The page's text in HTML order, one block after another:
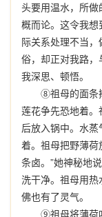
头要用温水，所
概而论。这令我
际关系处理不当，
俗，却正对我路
我深思、顿悟。
⑧祖母的面条擀
莲花争先恐地着
后放入锅中。水
着。祖母把野薄荷
条卤。”她神秘地
洗干净。祖母用
佛也有了灵气。
⑨祖母将薄荷叶